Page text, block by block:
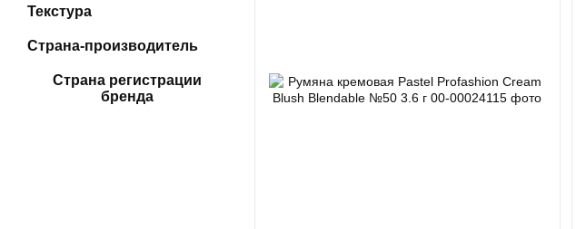
Текстура
Страна-производитель
Страна регистрации
бренда